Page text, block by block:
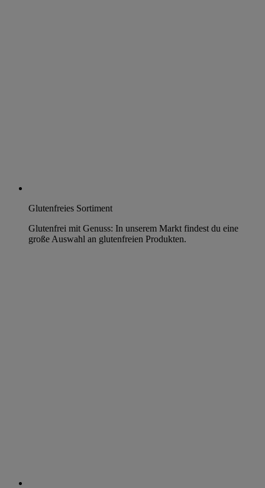
Glutenfreies Sortiment
Glutenfrei mit Genuss: In unserem Markt findest du eine
große Auswahl an glutenfreien Produkten.